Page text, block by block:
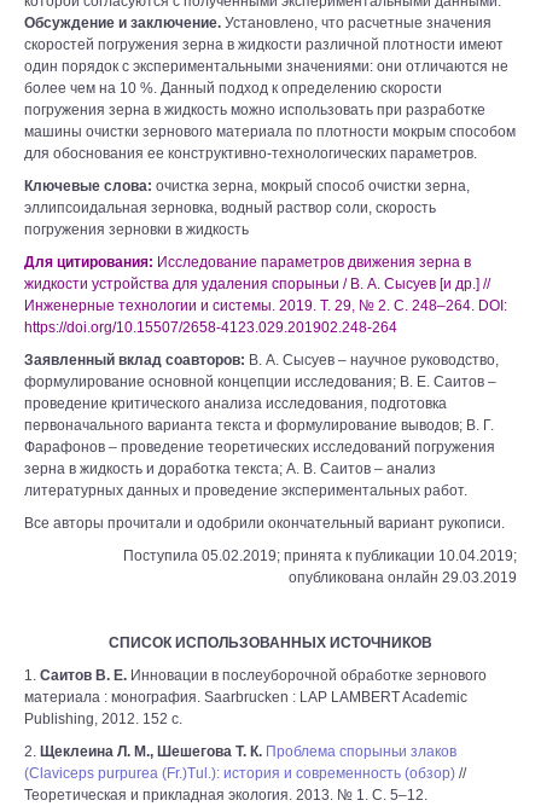
Обсуждение и заключение. Установлено, что расчетные значения
скоростей погружения зерна в жидкости различной плотности имеют
один порядок с экспериментальными значениями: они отличаются не
более чем на 10 %. Данный подход к определению скорости
погружения зерна в жидкость можно использовать при разработке
машины очистки зернового материала по плотности мокрым способом
для обоснования ее конструктивно-технологических параметров.
Ключевые слова: очистка зерна, мокрый способ очистки зерна,
эллипсоидальная зерновка, водный раствор соли, скорость
погружения зерновки в жидкость
Для цитирования: Исследование параметров движения зерна в
жидкости устройства для удаления спорыньи / В. А. Сысуев [и др.] //
Инженерные технологии и системы. 2019. Т. 29, № 2. С. 248–264. DOI:
https://doi.org/10.15507/2658-4123.029.201902.248-264
Заявленный вклад соавторов: В. А. Сысуев – научное руководство,
формулирование основной концепции исследования; В. Е. Саитов –
проведение критического анализа исследования, подготовка
первоначального варианта текста и формулирование выводов; В. Г.
Фарафонов – проведение теоретических исследований погружения
зерна в жидкость и доработка текста; А. В. Саитов – анализ
литературных данных и проведение экспериментальных работ.
Все авторы прочитали и одобрили окончательный вариант рукописи.
Поступила 05.02.2019; принята к публикации 10.04.2019;
опубликована онлайн 29.03.2019
СПИСОК ИСПОЛЬЗОВАННЫХ ИСТОЧНИКОВ
1. Саитов В. Е. Инновации в послеуборочной обработке зернового
материала : монография. Saarbrucken : LAP LAMBERT Academic
Publishing, 2012. 152 с.
2. Щеклеина Л. М., Шешегова Т. К. Проблема спорыньи злаков
(Claviceps purpurea (Fr.)Tul.): история и современность (обзор) //
Теоретическая и прикладная экология. 2013. № 1. С. 5–12.